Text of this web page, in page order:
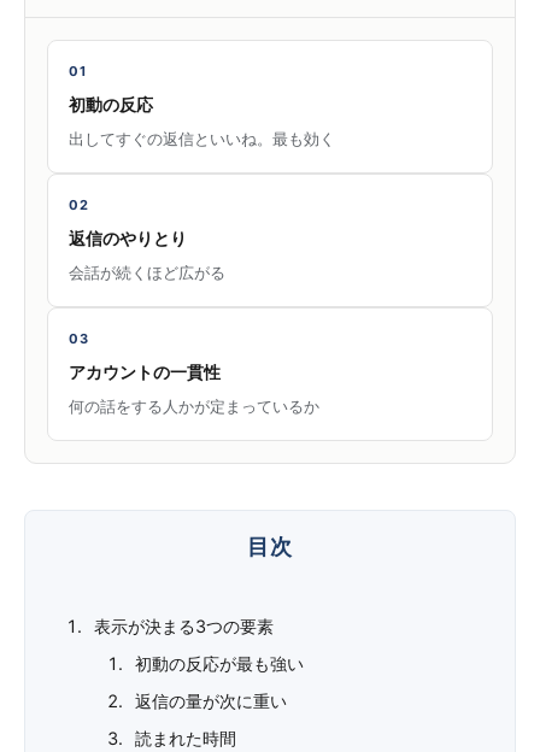
01
初動の反応
出してすぐの返信といいね。最も効く
02
返信のやりとり
会話が続くほど広がる
03
アカウントの一貫性
何の話をする人かが定まっているか
表示が決まる3つの要素
初動の反応が最も強い
返信の量が次に重い
読まれた時間